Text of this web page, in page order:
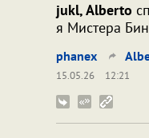
jukl, Alberto
я Мистера
phanex
15.05.26
12:21